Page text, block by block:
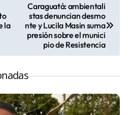
la
Caraguatá: ambientali
stas denuncian desmo
nte y Lucila Masin suma
presión sobre el munici
pio de Resistencia